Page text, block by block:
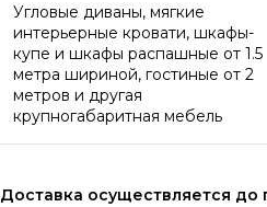
Угловые диваны, мягкие
интерьерные кровати, шкафы-
купе и шкафы распашные от 1.5
метра шириной, гостиные от 2
метров и другая
крупногабаритная мебель
Доставка осуществляется